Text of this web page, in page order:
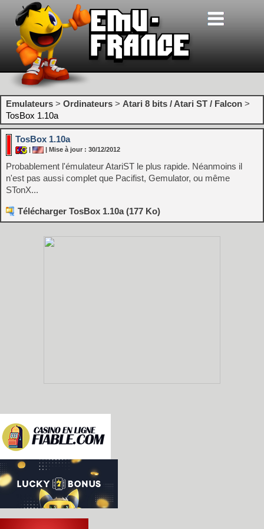
Emulateurs > Ordinateurs > Atari 8 bits / Atari ST / Falcon >
TosBox 1.10a
TosBox 1.10a
| | Mise à jour : 30/12/2012
Probablement l'émulateur AtariST le plus rapide. Néanmoins il
n'est pas aussi complet que Pacifist, Gemulator, ou même
STonX...
Télécharger TosBox 1.10a (177 Ko)